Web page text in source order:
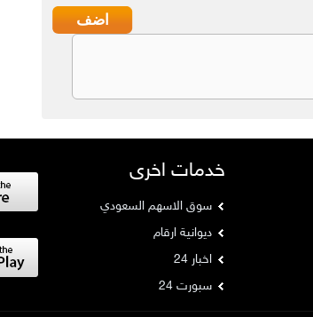
خدمات اخرى
سوق الاسهم السعودي
ديوانية ارقام
اخبار 24
سبورت 24